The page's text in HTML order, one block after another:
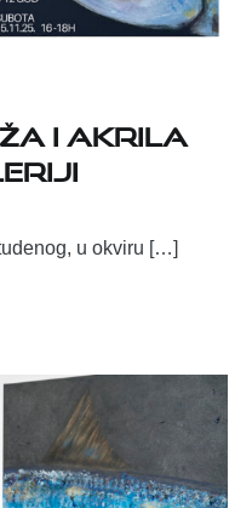
i akrila
u okviru […]